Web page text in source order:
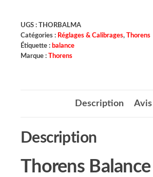
UGS : THORBALMA
Catégories : Réglages & Calibrages, Thorens
Étiquette : balance
Marque : Thorens
Description Avis
Description
Thorens Balance